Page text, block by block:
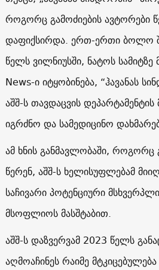
როგორც გამოძიების ავტორები
დაფიქსირდა. ერთ-ერთი ბოლო
წელს ვილნიუსში, ნატოს
News-ი იტყობინება, “ჰავანას
აშშ-ს თავდაცვის
იგრძნო და სამედიცინო
ამ ხნის განმავლობაში, როგორც
წერენ, აშშ-ს ხელისუფლებამ
საჩივარი პოტენციური
მსოფლიოს მასშტაბით.
აშშ-ს დაზვერვამ 2023 წელს
აღმოაჩინეს რაიმე